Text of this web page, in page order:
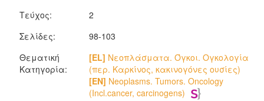
Τεύχος:
2
Σελίδες:
98-103
Θεματική
Κατηγορία:
[EL] Νεοπλάσματα. Όγκοι. Ογκολογία
(περ. Καρκίνος, κακινογόνες ουσίες)
[EN] Neoplasms. Tumors. Oncology
(Incl.cancer, carcinogens)